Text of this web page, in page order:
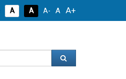
A A A- A A+